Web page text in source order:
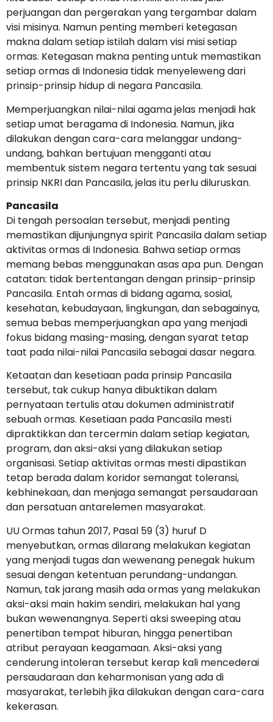
perjuangan dan pergerakan yang tergambar dalam
visi misinya. Namun penting memberi ketegasan
makna dalam setiap istilah dalam visi misi setiap
ormas. Ketegasan makna penting untuk memastikan
setiap ormas di Indonesia tidak menyeleweng dari
prinsip-prinsip hidup di negara Pancasila.
Memperjuangkan nilai-nilai agama jelas menjadi hak
setiap umat beragama di Indonesia. Namun, jika
dilakukan dengan cara-cara melanggar undang-
undang, bahkan bertujuan mengganti atau
membentuk sistem negara tertentu yang tak sesuai
prinsip NKRI dan Pancasila, jelas itu perlu diluruskan.
Pancasila
Di tengah persoalan tersebut, menjadi penting
memastikan dijunjungnya spirit Pancasila dalam setiap
aktivitas ormas di Indonesia. Bahwa setiap ormas
memang bebas menggunakan asas apa pun. Dengan
catatan: tidak bertentangan dengan prinsip-prinsip
Pancasila. Entah ormas di bidang agama, sosial,
kesehatan, kebudayaan, lingkungan, dan sebagainya,
semua bebas memperjuangkan apa yang menjadi
fokus bidang masing-masing, dengan syarat tetap
taat pada nilai-nilai Pancasila sebagai dasar negara.
Ketaatan dan kesetiaan pada prinsip Pancasila
tersebut, tak cukup hanya dibuktikan dalam
pernyataan tertulis atau dokumen administratif
sebuah ormas. Kesetiaan pada Pancasila mesti
dipraktikkan dan tercermin dalam setiap kegiatan,
program, dan aksi-aksi yang dilakukan setiap
organisasi. Setiap aktivitas ormas mesti dipastikan
tetap berada dalam koridor semangat toleransi,
kebhinekaan, dan menjaga semangat persaudaraan
dan persatuan antarelemen masyarakat.
UU Ormas tahun 2017, Pasal 59 (3) huruf D
menyebutkan, ormas dilarang melakukan kegiatan
yang menjadi tugas dan wewenang penegak hukum
sesuai dengan ketentuan perundang-undangan.
Namun, tak jarang masih ada ormas yang melakukan
aksi-aksi main hakim sendiri, melakukan hal yang
bukan wewenangnya. Seperti aksi sweeping atau
penertiban tempat hiburan, hingga penertiban
atribut perayaan keagamaan. Aksi-aksi yang
cenderung intoleran tersebut kerap kali mencederai
persaudaraan dan keharmonisan yang ada di
masyarakat, terlebih jika dilakukan dengan cara-cara
kekerasan.